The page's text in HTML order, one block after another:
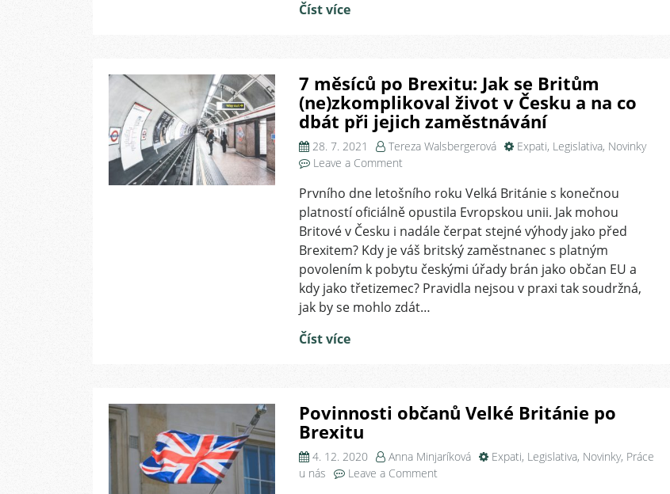
Číst více
7 měsíců po Brexitu: Jak se Britům
(ne)zkomplikoval život v Česku a na co
dbát při jejich zaměstnávání
28. 7. 2021 Tereza Walsbergerová Expati, Legislativa, Novinky
Leave a Commenton
měsíců
po
Brexitu:
Jak
se
Britům
(ne)zkomplikoval
život
dbát
zaměstnávání
Prvního dne letošního roku Velká Británie s konečnou
platností oficiálně opustila Evropskou unii. Jak mohou
Britové v Česku i nadále čerpat stejné výhody jako před
Brexitem? Kdy je váš britský zaměstnanec s platným
povolením k pobytu českými úřady brán jako občan EU a
kdy jako třetizemec? Pravidla nejsou v praxi tak soudržná,
jak by se mohlo zdát…
Číst více
Povinnosti občanů Velké Británie po
Brexitu
4. 12. 2020 Anna Minjaríková Expati, Legislativa, Novinky, Práce
u nás
Leave a Commenton